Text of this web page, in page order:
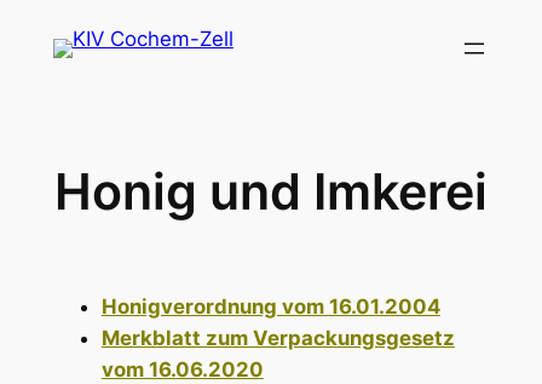
Inhalt
Honig und Imkerei
Honigverordnung vom 16.01.2004
Merkblatt zum Verpackungsgesetz
vom 16.06.2020